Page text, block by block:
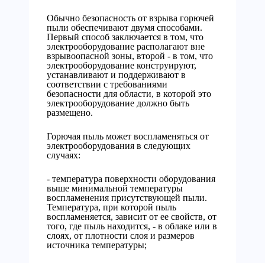
Обычно безопасность от взрыва горючей
пыли обеспечивают двумя способами.
Первый способ заключается в том, что
электрооборудование располагают вне
взрывоопасной зоны, второй - в том, что
электрооборудование конструируют,
устанавливают и поддерживают в
соответствии с требованиями
безопасности для области, в которой это
электрооборудование должно быть
размещено.
Горючая пыль может воспламеняться от
электрооборудования в следующих
случаях:
- температура поверхности оборудования
выше минимальной температуры
воспламенения присутствующей пыли.
Температура, при которой пыль
воспламеняется, зависит от ее свойств, от
того, где пыль находится, - в облаке или в
слоях, от плотности слоя и размеров
источника температуры;